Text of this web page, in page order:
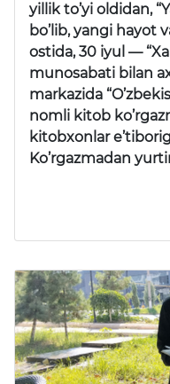
yillik to’yi oldidan,
bo’lib, yangi hayot
ostida, 30 iyul —
munosabati bilan
markazida
nomli kitob
kitobxonlar
Ko’rgazmadan